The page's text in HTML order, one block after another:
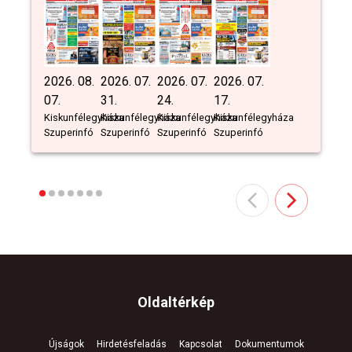
2026. 08.
07.
Kiskunfélegyháza
Szuperinfó
2026. 07.
31.
Kiskunfélegyháza
Szuperinfó
2026. 07.
24.
Kiskunfélegyháza
Szuperinfó
2026. 07.
17.
Kiskunfélegyháza
Szuperinfó
Oldaltérkép
Újságok Hirdetésfeladás Kapcsolat Dokumentumok